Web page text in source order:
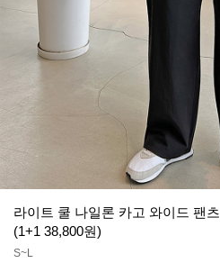
라이트 쿨 나일론 카고 와이드 팬츠
(1+1 38,800원)
S~L